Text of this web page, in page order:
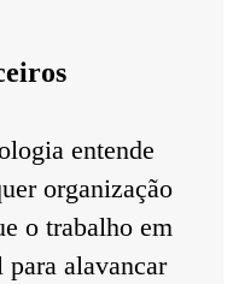
entende
organização
o trabalho em
para alavancar